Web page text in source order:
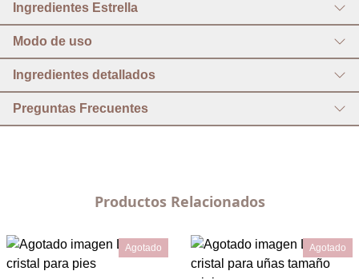
Ingredientes Estrella
Modo de uso
Ingredientes detallados
Preguntas Frecuentes
Productos Relacionados
Agotado Agotado